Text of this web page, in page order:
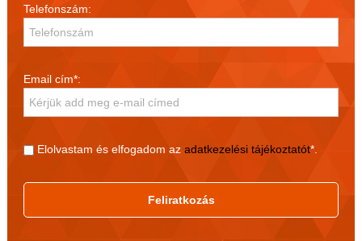
Telefonszám:
Email cím*:
Elolvastam és elfogadom az adatkezelési tájékoztatót*.
Feliratkozás